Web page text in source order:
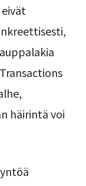
häirintä voi